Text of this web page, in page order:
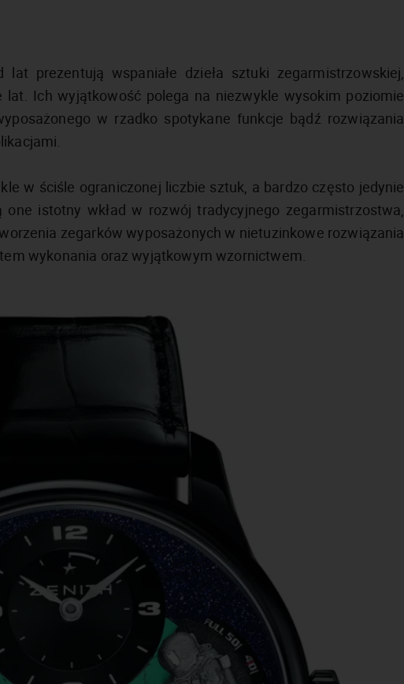
prezentują wspaniałe dzieła sztuki zegarmistrzowskiej,
Ich wyjątkowość polega na niezwykle wysokim poziomie
w rzadko spotykane funkcje bądź rozwiązania
w ściśle ograniczonej liczbie sztuk, a bardzo często jedynie
istotny wkład w rozwój tradycyjnego zegarmistrzostwa,
zegarków wyposażonych w nietuzinkowe rozwiązania
wykonania oraz wyjątkowym wzornictwem.